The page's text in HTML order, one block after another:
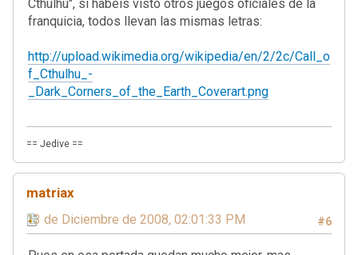
Cthulhu", si habéis visto otros juegos oficiales de la
franquicia, todos llevan las mismas letras:
http://upload.wikimedia.org/wikipedia/en/2/2c/Call_o
f_Cthulhu_-
_Dark_Corners_of_the_Earth_Coverart.png
== Jedive ==
matriax
#6
13 de Diciembre de 2008, 02:01:33 PM